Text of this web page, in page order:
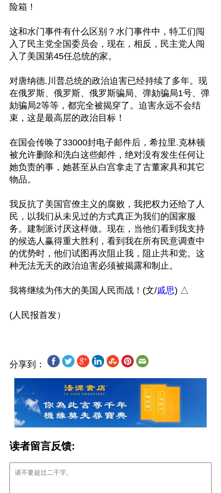
险箱！
这和水门事件有什么区别？水门事件中，特工们闯
入了民主党全国委员会，现在，相反，民主党人闯
入了美国第45任总统的家。
对唐纳德.川普总统的政治迫害已经持续了多年。现
在俄罗斯、俄罗斯、俄罗斯骗局、弹劾骗局1号、弹
劾骗局2等等，都完全被揭穿了。迫害永远不会结
束，这是最高层的政治目标！
在国会传唤了33000封电子邮件后，希拉里.克林顿
被允许删除和洗白这些邮件，绝对没有发生任何让
她负责的事，她甚至从白宫拿走了古董家具和其它
物品。
我反抗了美国官僚主义的腐败，我把权力还给了人
民，以我们从未见过的方式真正为我们的国家服
务。建制派讨厌这样做。现在，当他们看到我支持
的候选人赢得重大胜利，看到我在所有民意调查中
的优势时，他们试图再次阻止我，阻止共和党。这
种无法无天的政治迫害必须被揭露和制止。
我将继续为伟大的美国人民而战！(文/戚思) △
分享到：
读者留言反馈: